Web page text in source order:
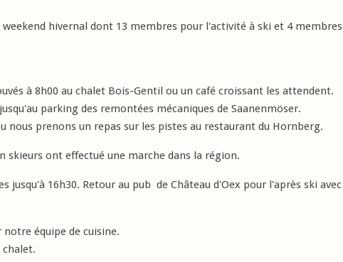
hivernal dont 13 membres pour l'activité à ski et 4 membres
à 8h00 au chalet Bois-Gentil ou un café croissant les attendent.
parking des remontées mécaniques de Saanenmöser.
nous prenons un repas sur les pistes au restaurant du Hornberg.
skieurs ont effectué une marche dans la région.
jusqu'à 16h30. Retour au pub de Château d'Oex pour l'après ski avec
équipe de cuisine.
chalet.